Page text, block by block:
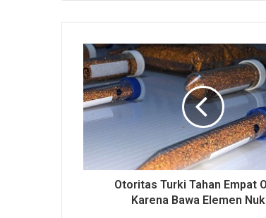
Otoritas Turki Tahan Empat
Karena Bawa Elemen